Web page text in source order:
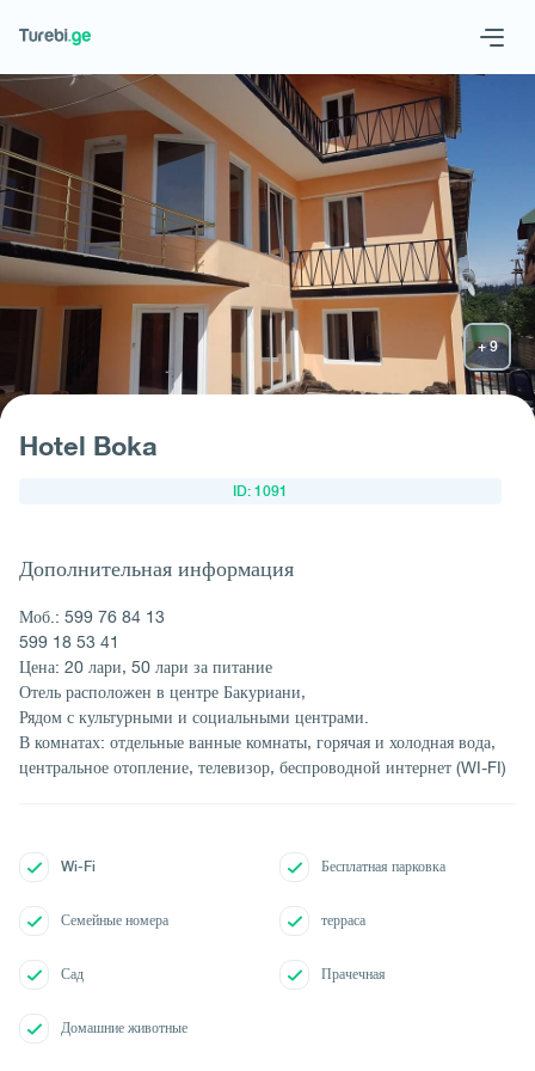
Geo Eng
Запросить отель
Hotel Boka
ID: 1091
Дополнительная информация
Моб.: 599 76 84 13
599 18 53 41
Цена: 20 лари, 50 лари за питание
Отель расположен в центре Бакуриани,
Рядом с культурными и социальными центрами.
В комнатах: отдельные ванные комнаты, горячая и холодная вода,
центральное отопление, телевизор, беспроводной интернет (WI-FI)
Wi-Fi Бесплатная парковка
Семейные номера терраса
Сад Прачечная
Домашние животные